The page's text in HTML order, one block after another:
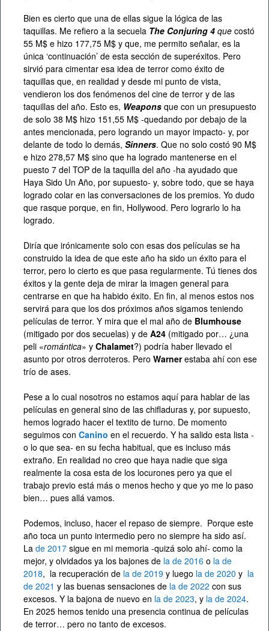
Bien es cierto que una de ellas sigue la lógica de las
taquillas. Me refiero a la secuela The Conjuring 4 que costó
55 M$ e hizo 177,75 M$ y que, me permito señalar, es la
única ‘continuación’ de esta sección de superéxitos. Pero
sirvió para cimentar esa idea de terror como éxito de
taquillas que, en realidad y desde mi punto de vista,
vendieron los dos fenómenos del cine de terror y de las
taquillas del año. Esto es, Weapons que con un presupuesto
de solo 38 M$ hizo 151,55 M$ -quedando por debajo de la
antes mencionada, pero logrando un mayor impacto- y, por
delante de todo lo demás, Sinners. Que no solo costó 90 M$
e hizo 278,57 M$ sino que ha logrado mantenerse en el
puesto 7 del TOP de la taquilla del año -ha ayudado que
Haya Sido Un Año, por supuesto- y, sobre todo, que se haya
logrado colar en las conversaciones de los premios. Yo dudo
que rasque porque, en fin, Hollywood. Pero lograrlo lo ha
logrado.
Diría que irónicamente solo con esas dos películas se ha
construido la idea de que este año ha sido un éxito para el
terror, pero lo cierto es que pasa regularmente. Tú tienes dos
éxitos y la gente deja de mirar la imagen general para
centrarse en que ha habido éxito. En fin, al menos estos nos
servirá para que los dos próximos años sigamos teniendo
películas de terror. Y mira que el mal año de Blumhouse
(mitigado por dos secuelas) y de A24 (mitigado por… ¿una
peli «romántica» y Chalamet?) podría haber llevado el
asunto por otros derroteros. Pero Warnerestaba ahí con ese
trío de ases.
Pese a lo cual nosotros no estamos aquí para hablar de las
películas en general sino de las chifladuras y, por supuesto,
hemos logrado hacer el textito de turno. De momento
seguimos con Canino en el recuerdo. Y ha salido esta lista -
o lo que sea- en su fecha habitual, que es incluso más
extraño. En realidad no creo que haya nadie que siga
realmente la cosa esta de los locurones pero ya que el
trabajo previo está más o menos hecho y que yo me lo paso
bien… pues allá vamos.
Podemos, incluso, hacer el repaso de siempre. Porque este
año toca un punto intermedio pero no siempre ha sido así.
La de 2017 sigue en mi memoria -quizá solo ahí- como la
mejor, y olvidados ya los bajones de la de 2016 o la de
2018, la recuperación de la de 2019 y luego la de 2020 y la
de 2021 y las buenas sensaciones de la de 2022 con sus
excesos. Y la bajona de nuevo en la de 2023, y la de 2024.
En 2025 hemos tenido una presencia continua de películas
de terror… pero no tanto de excesos.